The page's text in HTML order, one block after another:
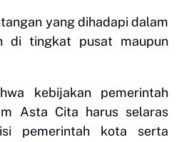
yang dihadapi dalam
di tingkat pusat maupun
kebijakan pemerintah
Asta Cita harus selaras
pemerintah kota serta